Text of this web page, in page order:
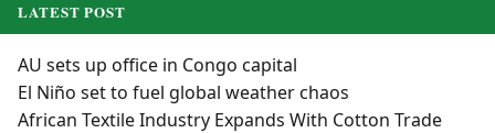
LATEST POST
AU sets up office in Congo capital
El Niño set to fuel global weather chaos
African Textile Industry Expands With Cotton Trade